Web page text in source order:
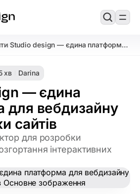
/Studio design — єдина платформа
хв Darina
— єдина
для вебдизайну
сайтів
для розробки
інтерактивних